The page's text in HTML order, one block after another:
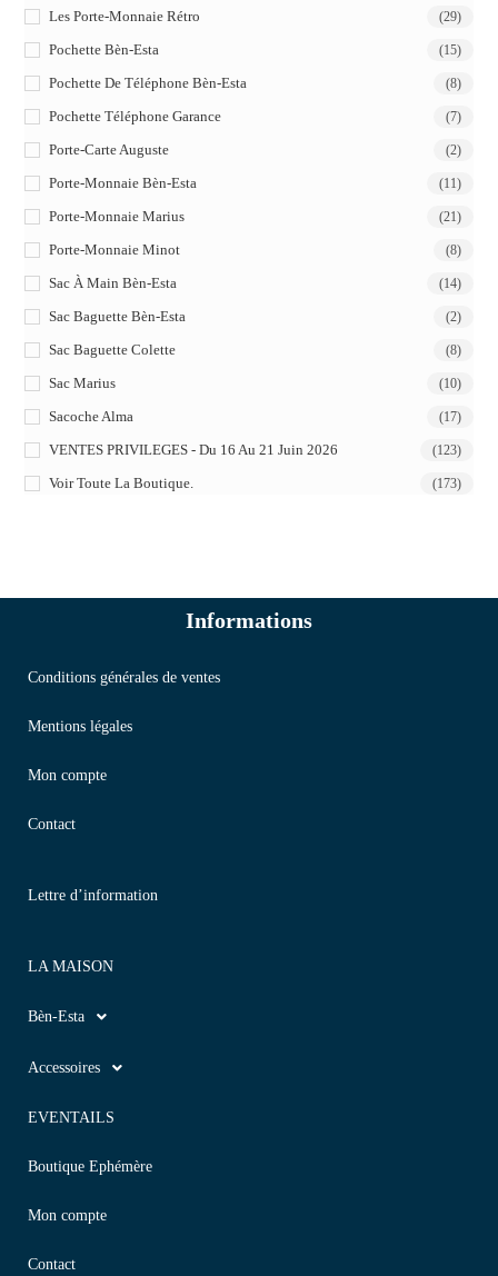
Les Porte-Monnaie Rétro (29)
Pochette Bèn-Esta (15)
Pochette De Téléphone Bèn-Esta (8)
Pochette Téléphone Garance (7)
Porte-Carte Auguste (2)
Porte-Monnaie Bèn-Esta (11)
Porte-Monnaie Marius (21)
Porte-Monnaie Minot (8)
Sac À Main Bèn-Esta (14)
Sac Baguette Bèn-Esta (2)
Sac Baguette Colette (8)
Sac Marius (10)
Sacoche Alma (17)
VENTES PRIVILEGES - Du 16 Au 21 Juin 2026 (123)
Voir Toute La Boutique. (173)
Informations
Conditions générales de ventes
Mentions légales
Mon compte
Contact
Lettre d’information
LA MAISON
Bèn-Esta
Accessoires
EVENTAILS
Boutique Ephémère
Mon compte
Contact